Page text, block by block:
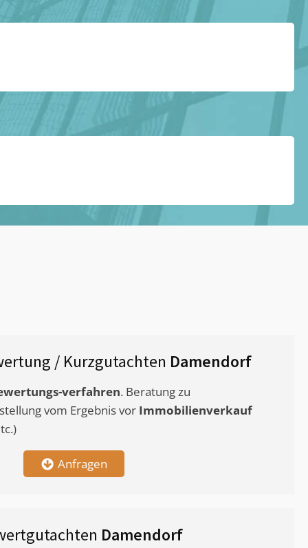
/ Kurzgutachten Damendorf
verfahren. Beratung zu
vom Ergebnis vor Immobilienverkauf
Anfragen
Damendorf